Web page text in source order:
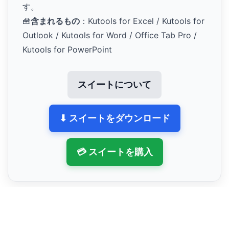
す。
🧰含まれるもの ：Kutools for Excel / Kutools for
Outlook / Kutools for Word / Office Tab Pro /
Kutools for PowerPoint
スイートについて
⬇ スイートをダウンロード
💳 スイートを購入